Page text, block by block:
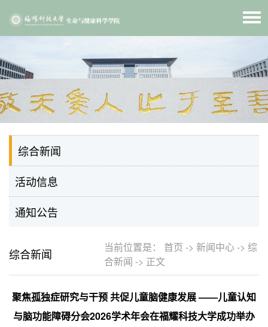
综合新闻
活动信息
通知公告
综合新闻 当前位置是： 首页 -> 新闻中心-> 综
合新闻 -> 正文
聚焦孤独症研究与干预 共促儿童脑健康发展 ——儿童认知
与脑功能障碍分会2026学术年会在福耀科技大学成功举办